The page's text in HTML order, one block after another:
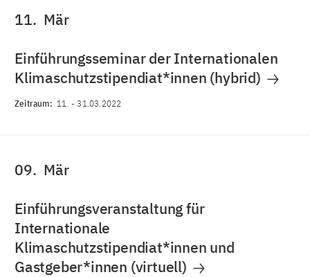
11. Mär
Einführungsseminar der Internationalen
Klimaschutzstipendiat*innen (hybrid)
Zeitraum: 11. -31.03.2022
09. Mär
Einführungsveranstaltung für
Internationale
Klimaschutzstipendiat*innen und
Gastgeber*innen (virtuell)